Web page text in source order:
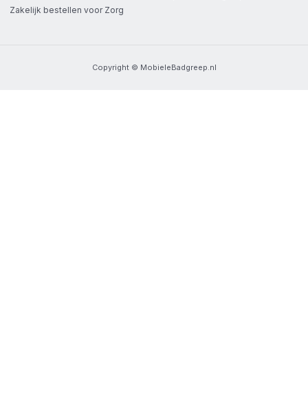
Zakelijk bestellen voor Zorg
Copyright © MobieleBadgreep.nl